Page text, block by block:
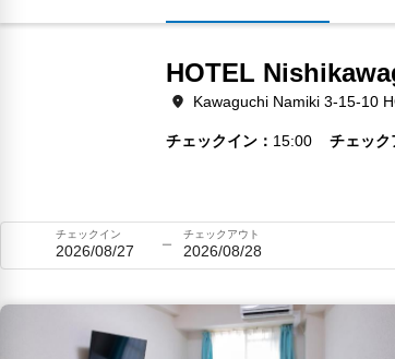
HOTEL
Kawaguchi Namiki 3-15-10
チェックイン 15:00 チェック
チェックイン
2026/08/27
チェックアウト
2026/08/28